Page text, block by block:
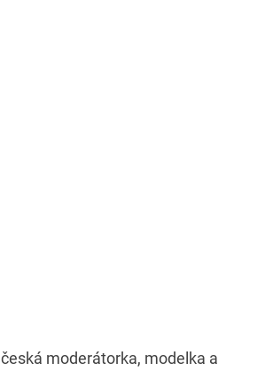
česká moderátorka, modelka a